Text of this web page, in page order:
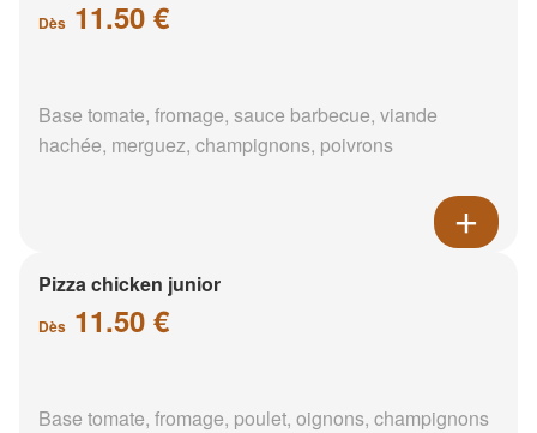
Dès 11.50 €
Base tomate, fromage, sauce barbecue, viande
hachée, merguez, champignons, poivrons
Pizza chicken junior
Dès 11.50 €
Base tomate, fromage, poulet, oignons, champignons